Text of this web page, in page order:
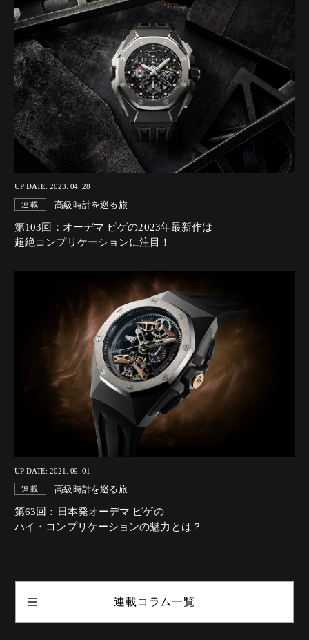
UP DATE: 2023. 04. 28
連載 高級時計を巡る旅
第103回：オーデマ ピゲの2023年最新作は
超絶コンプリケーションに注目！
UP DATE: 2021. 09. 01
連載 高級時計を巡る旅
第63回：日本発オーデマ ピゲの
ハイ・コンプリケーションの魅力とは？
連載コラム一覧